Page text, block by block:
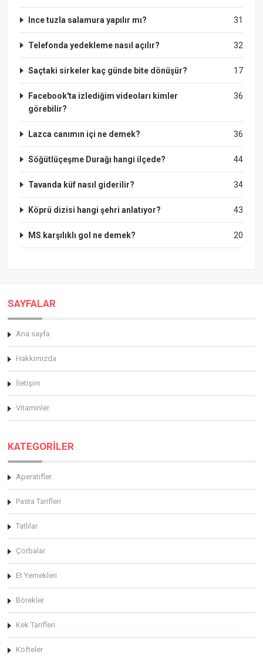
31
Ince tuzla salamura yapılır mı?
32
Telefonda yedekleme nasıl açılır?
17
Saçtaki sirkeler kaç günde bite dönüşür?
36
Facebook'ta izlediğim videoları kimler
görebilir?
36
Lazca canımın içi ne demek?
44
Söğütlüçeşme Durağı hangi ilçede?
34
Tavanda küf nasıl giderilir?
43
Köprü dizisi hangi şehri anlatıyor?
20
MS karşılıklı gol ne demek?
SAYFALAR
Ana sayfa
Hakkimizda
İletişim
Vitaminler
KATEGORİLER
Aperatifler
Pasta Tarifleri
Tatlılar
Çorbalar
Et Yemekleri
Börekler
Kek Tarifleri
Köfteler